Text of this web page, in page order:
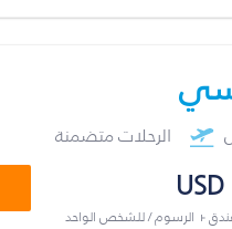
الرحلات متضمنة
+ الرسوم / للشخص الواحد